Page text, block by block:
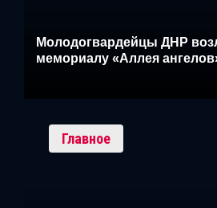
Молодогвардейцы ДНР
мемориалу «Аллея
Главное